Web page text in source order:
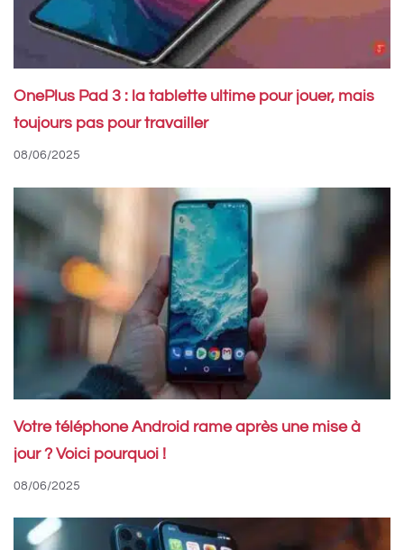
OnePlus Pad 3 : la tablette ultime pour jouer, mais
toujours pas pour travailler
08/06/2025
Votre téléphone Android rame après une mise à
jour ? Voici pourquoi !
08/06/2025